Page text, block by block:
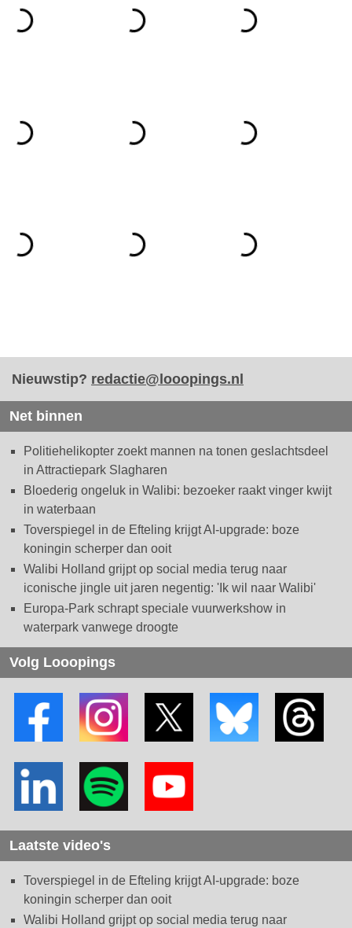
Nieuwstip? redactie@looopings.nl
Net binnen
Politiehelikopter zoekt mannen na tonen geslachtsdeel
in Attractiepark Slagharen
Bloederig ongeluk in Walibi: bezoeker raakt vinger kwijt
in waterbaan
Toverspiegel in de Efteling krijgt AI-upgrade: boze
koningin scherper dan ooit
Walibi Holland grijpt op social media terug naar
iconische jingle uit jaren negentig: 'Ik wil naar Walibi'
Europa-Park schrapt speciale vuurwerkshow in
waterpark vanwege droogte
Volg Looopings
Laatste video's
Toverspiegel in de Efteling krijgt AI-upgrade: boze
koningin scherper dan ooit
Walibi Holland grijpt op social media terug naar